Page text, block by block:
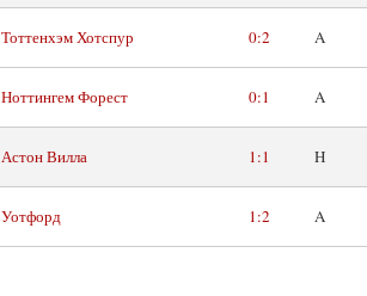
Тоттенхэм Хотспур 0:2 A
Ноттингем Форест 0:1 A
Астон Вилла 1:1 H
Уотфорд 1:2 A